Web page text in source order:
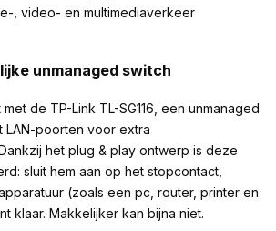
, video- en multimediaverkeer
unmanaged switch
de TP-Link TL-SG116, een unmanaged
LAN-poorten voor extra
het plug & play ontwerp is deze
sluit hem aan op het stopcontact,
(zoals een pc, router, printer en
klaar. Makkelijker kan bijna niet.